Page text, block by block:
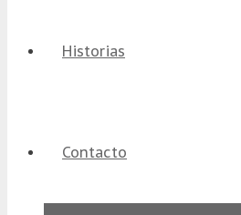
Historias
Contacto